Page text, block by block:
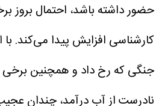
حضور داشته باشد، احتمال بروز
کارشناسی افزایش پیدا می‌کند. با
جنگی که رخ داد و همچنین برخی
نادرست از آب درآمد، چندان